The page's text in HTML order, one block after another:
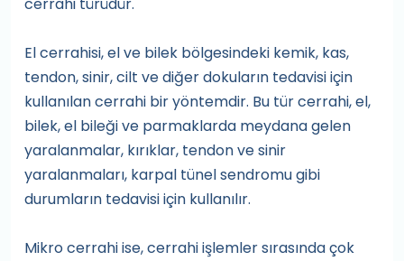
El cerrahisi, el ve bilek bölgesindeki kemik, kas,
tendon, sinir, cilt ve diğer dokuların tedavisi için
kullanılan cerrahi bir yöntemdir. Bu tür cerrahi, el,
bilek, el bileği ve parmaklarda meydana gelen
yaralanmalar, kırıklar, tendon ve sinir
yaralanmaları, karpal tünel sendromu gibi
durumların tedavisi için kullanılır.
Mikro cerrahi ise, cerrahi işlemler sırasında çok